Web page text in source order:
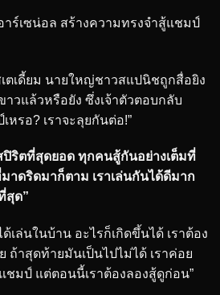
าร์เซน่อล สร้างความทรงจำสู้แชมป์
ตเดี้ยม นายใหญ่ชาวสแปนิชถูกสื่อยิง
าวแล้วหรือยัง ซึ่งเจ้าตัวตอบกลับ
หรอ? เราจะลุยกันต่อ!”
ปิริตที่สุดยอด ทุกคนสู้กันอย่างเต็มที่
าดริดมาก็ตาม เราเล่นกันได้ดีมาก
สุด”
ด้เล่นในบ้าน อะไรก็เกิดขึ้นได้ เราต้อง
ถ้าสุดท้ายมันเป็นไปไม่ได้ เราค่อย
มป์ แต่ตอนนี้เราต้องลองสู้ดูก่อน”